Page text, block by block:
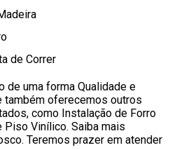
de Correr
de uma forma Qualidade e
também oferecemos outros
como Instalação de Forro
Vinílico. Saiba mais
Teremos prazer em atender